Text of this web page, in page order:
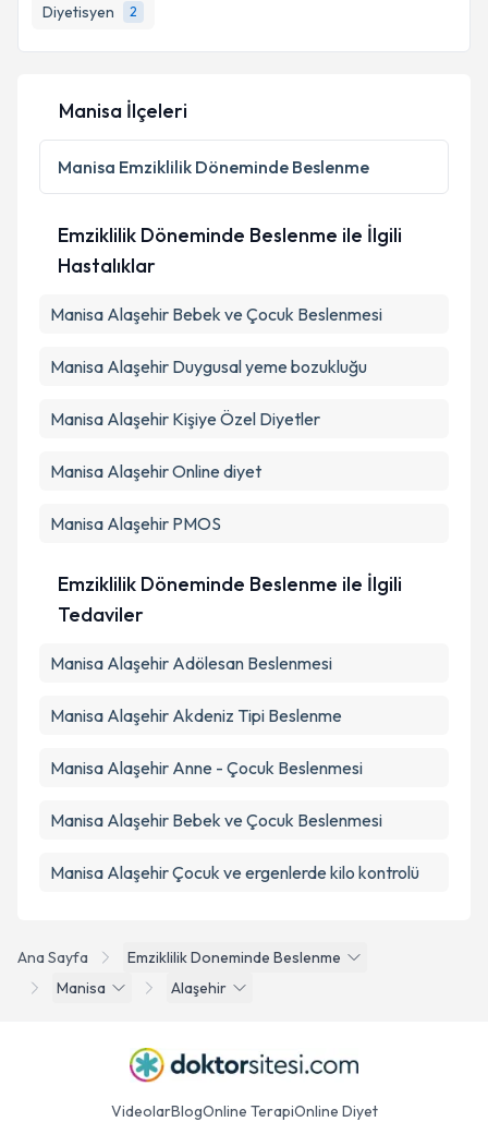
Diyetisyen
2
Ana Sayfa
Emziklilik Doneminde Beslenme
Manisa
Alaşehir
Manisa İlçeleri
Manisa Emziklilik Döneminde Beslenme
Emziklilik Döneminde Beslenme ile İlgili
Hastalıklar
Manisa Alaşehir Bebek ve Çocuk Beslenmesi
Manisa Alaşehir Duygusal yeme bozukluğu
Manisa Alaşehir Kişiye Özel Diyetler
Manisa Alaşehir Online diyet
Manisa Alaşehir PMOS
Emziklilik Döneminde Beslenme ile İlgili
Tedaviler
Manisa Alaşehir Adölesan Beslenmesi
Manisa Alaşehir Akdeniz Tipi Beslenme
Manisa Alaşehir Anne - Çocuk Beslenmesi
Manisa Alaşehir Bebek ve Çocuk Beslenmesi
Manisa Alaşehir Çocuk ve ergenlerde kilo kontrolü
VideolarBlogOnline TerapiOnline Diyet